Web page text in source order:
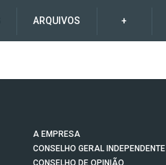
ARQUIVOS +
A EMPRESA
CONSELHO GERAL INDEPENDENTE
CONSELHO DE OPINIÃO